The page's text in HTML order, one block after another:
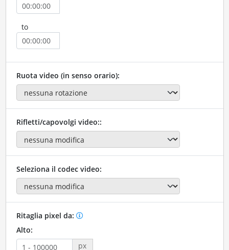
to
Ruota video (in senso orario):
Rifletti/capovolgi video::
Seleziona il codec video:
Ritaglia pixel da:
Alto:
px